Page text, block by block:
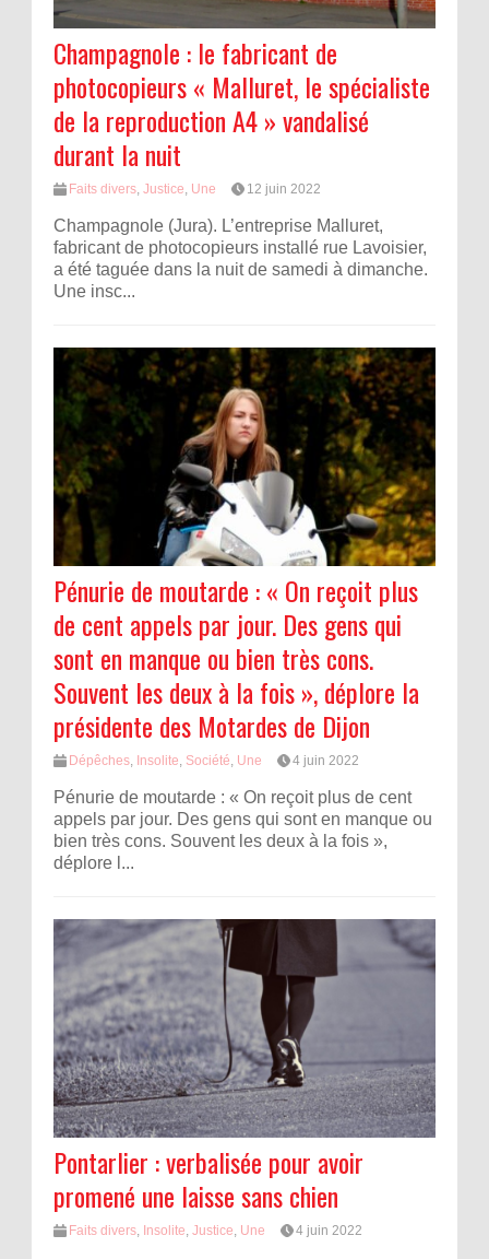
Champagnole : le fabricant de
photocopieurs « Malluret, le spécialiste
de la reproduction A4 » vandalisé
durant la nuit
Faits divers, Justice, Une 12 juin 2022
Champagnole (Jura). L’entreprise Malluret,
fabricant de photocopieurs installé rue Lavoisier,
a été taguée dans la nuit de samedi à dimanche.
Une insc...
Pénurie de moutarde : « On reçoit plus
de cent appels par jour. Des gens qui
sont en manque ou bien très cons.
Souvent les deux à la fois », déplore la
présidente des Motardes de Dijon
Dépêches, Insolite, Société, Une 4 juin 2022
Pénurie de moutarde : « On reçoit plus de cent
appels par jour. Des gens qui sont en manque ou
bien très cons. Souvent les deux à la fois »,
déplore l...
Pontarlier : verbalisée pour avoir
promené une laisse sans chien
Faits divers, Insolite, Justice, Une 4 juin 2022